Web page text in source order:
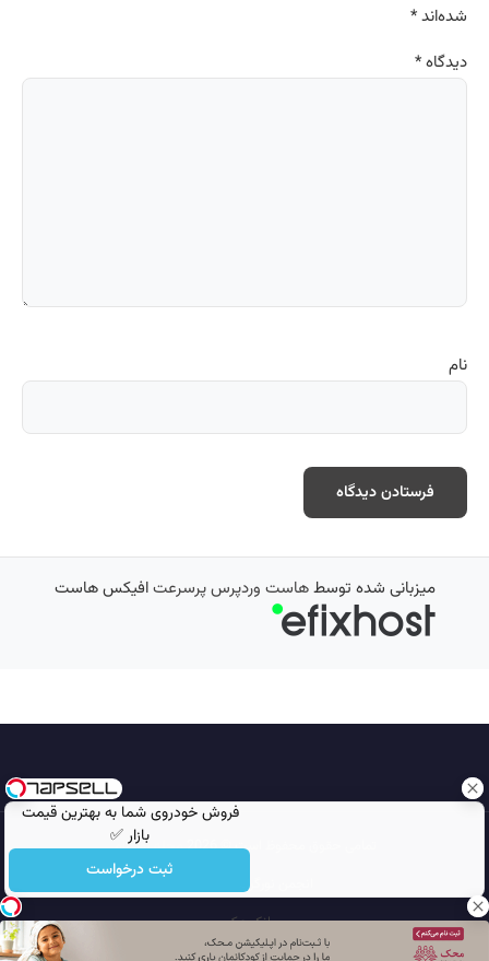
فروش خودروی شما به بهترین قیمت
بازار ✅
ثبت درخواست
شده‌اند*
دیدگاه*
نام
میزبانی شده توسطهاست وردپرس پرسرعتافیکس هاست
تمامی حقوق محفوظ است © 2026
مجله نورگرام
انجمن نورگرام
بانک عکس
سایت هم معنی